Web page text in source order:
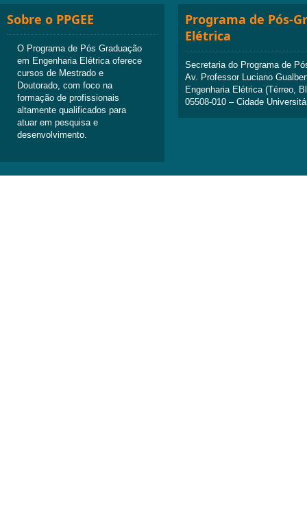
Sobre o PPGEE
O Programa de Pós Graduação
em Engenharia Elétrica oferece
cursos de Mestrado e
Doutorado, com foco na
formação de profissionais
altamente qualificados para
atuar em pesquisa e
desenvolvimento.
Programa de Pós-
Elétrica
Secretaria do Programa de
Av. Professor Luciano
Engenharia Elétrica (Térreo,
05508-010 – Cidade